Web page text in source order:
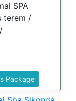
SPA
terem /
Package